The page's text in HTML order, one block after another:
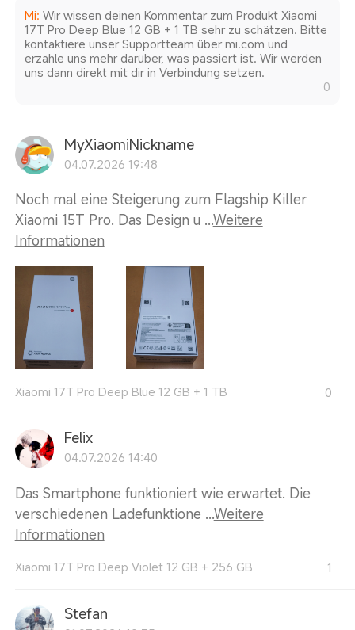
Mi: Wir wissen deinen Kommentar zum Produkt Xiaomi
17T Pro Deep Blue 12 GB + 1 TB sehr zu schätzen. Bitte
kontaktiere unser Supportteam über mi.com und
erzähle uns mehr darüber, was passiert ist. Wir werden
uns dann direkt mit dir in Verbindung setzen.
0
MyXiaomiNickname
04.07.2026 19:48
Noch mal eine Steigerung zum Flagship Killer
Xiaomi 15T Pro. Das Design u ...Weitere
Informationen
Xiaomi 17T Pro Deep Blue 12 GB + 1 TB 0
Felix
04.07.2026 14:40
Das Smartphone funktioniert wie erwartet. Die
verschiedenen Ladefunktione ...Weitere
Informationen
Xiaomi 17T Pro Deep Violet 12 GB + 256 GB 1
Stefan